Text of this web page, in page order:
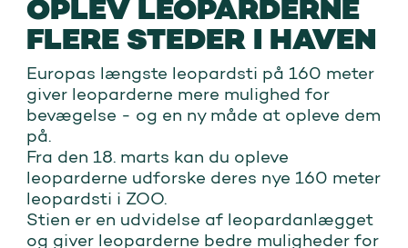
OPLEV LEOPARDERNE
FLERE STEDER I HAVEN
Europas længste leopardsti på 160 meter
giver leoparderne mere mulighed for
bevægelse - og en ny måde at opleve dem
på.
Fra den 18. marts kan du opleve
leoparderne udforske deres nye 160 meter
leopardsti i ZOO.
Stien er en udvidelse af leopardanlægget
og giver leoparderne bedre muligheder for